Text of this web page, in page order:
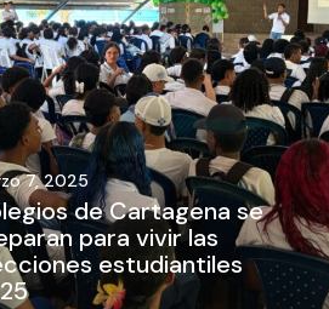
7, 2025
de Cartagena se
para vivir las
estudiantiles